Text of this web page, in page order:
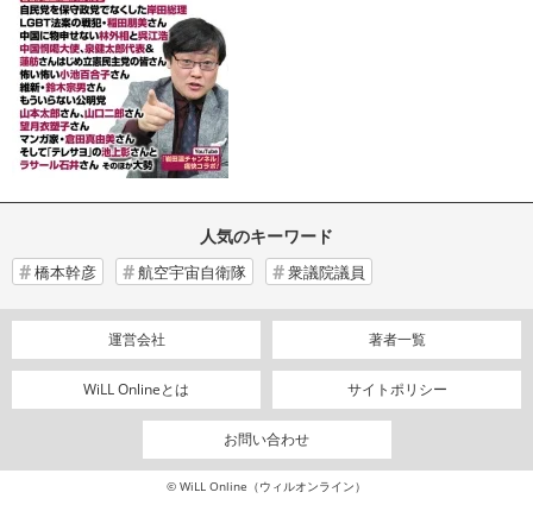
人気のキーワード
橋本幹彦 航空宇宙自衛隊 衆議院議員
運営会社 著者一覧
WiLL Onlineとは サイトポリシー
お問い合わせ
© WiLL Online（ウィルオンライン）